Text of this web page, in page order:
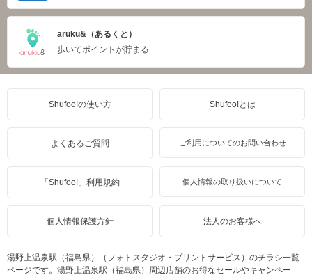
aruku&（あるくと）
歩いてポイントが貯まる
Shufoo!の使い方 Shufoo!とは
よくあるご質問 ご利用についてのお問い合わせ
「Shufoo!」利用規約 個人情報の取り扱いについて
個人情報保護方針 法人のお客様へ
湯野上温泉駅（福島県）（フォトスタジオ・プリントサービス）のチラシ一覧
ページです。湯野上温泉駅（福島県）周辺店舗のお得なセールやキャンペー